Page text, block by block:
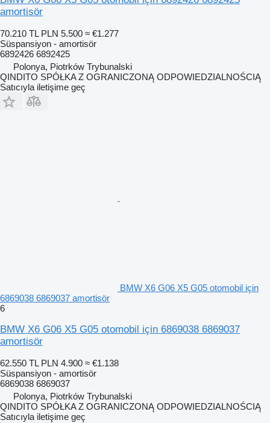
amortisör
70.210 TL PLN 5.500 ≈ €1.277
Süspansiyon - amortisör
6892426 6892425
Polonya, Piotrków Trybunalski
QINDITO SPÓŁKA Z OGRANICZONĄ ODPOWIEDZIALNOŚCIĄ
Satıcıyla iletişime geç
BMW X6 G06 X5 G05 otomobil için
6869038 6869037 amortisör
6
BMW X6 G06 X5 G05 otomobil için 6869038 6869037
amortisör
62.550 TL PLN 4.900 ≈ €1.138
Süspansiyon - amortisör
6869038 6869037
Polonya, Piotrków Trybunalski
QINDITO SPÓŁKA Z OGRANICZONĄ ODPOWIEDZIALNOŚCIĄ
Satıcıyla iletişime geç